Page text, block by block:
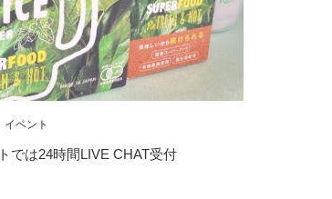
イベント
では24時間LIVE CHAT受付